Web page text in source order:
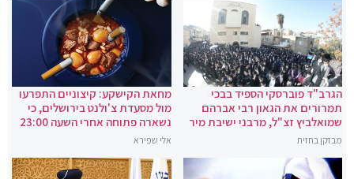
הגרב"ד פוברסקי הספיד בבכי
תמרורים את הגאון רבי אברהם
שמואלביץ זצ"ל, מרבני ישיבת מיר
מבזקן בחזית
מחאת הקישקע: קיצוניים התפרעו
מול מסעדת צ'ולנט בירושלים, כי
נשארה פתוחה אחרי השעה 23:00
אלי שפירא